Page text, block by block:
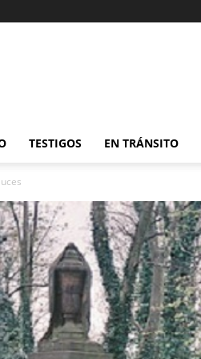
TESTIGOS EN TRÁNSITO